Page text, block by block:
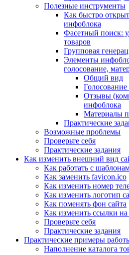
Полезные инструменты
Как быстро
инфоблока
Фасетный поиск:
товаров
Групповая
Элементы
голосование,
Общий вид
Отзывы
инфоблока
Материалы
Практические
Возможные проблемы
Проверьте себя
Практические задания
Как изменить внешний вид
Как работать с
Как заменить favicon.ico
Как изменить номер
Как изменить логотип
Как поменять фон сайта
Как изменить ссылки
Проверьте себя
Практические задания
Практические примеры
Наполнение каталога